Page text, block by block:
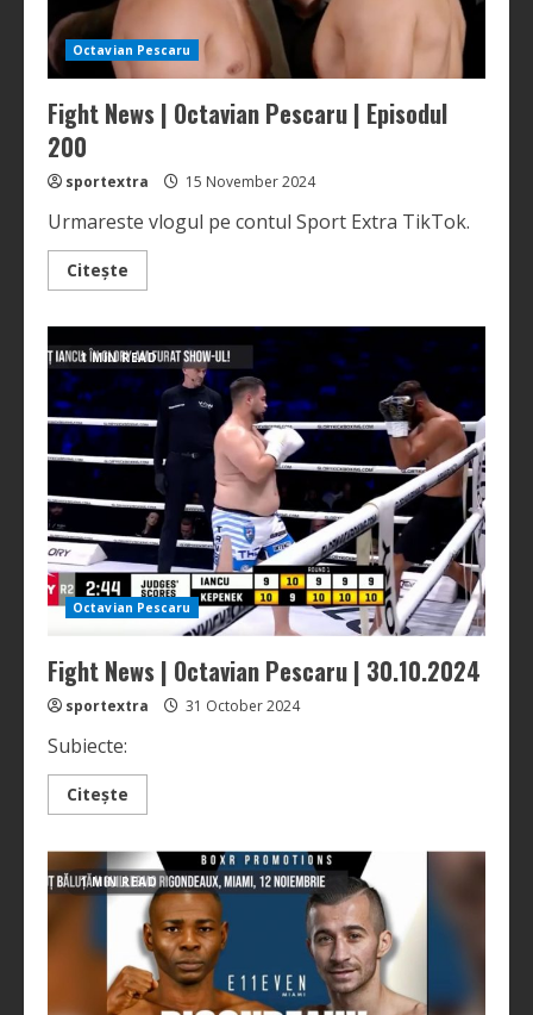
Octavian Pescaru
Fight News | Octavian Pescaru | Episodul
200
sportextra 15 November 2024
Urmareste vlogul pe contul Sport Extra TikTok.
Citește
more
|
Octavian
Pescaru
Episodul
200
1 MIN READ
Octavian Pescaru
Fight News | Octavian Pescaru | 30.10.2024
sportextra 31 October 2024
Subiecte:
Citește
more
News
|
Octavian
Pescaru
30.10.2024
1 MIN READ